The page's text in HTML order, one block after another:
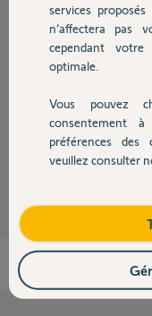
Autres produits
Devis avec un
Contact
Réponses
Bonne soirée
Anonyme
services
n’affectera pas
cependant votre
optimale.
Vous pouvez
consentement
préférences des
veuillez consulter